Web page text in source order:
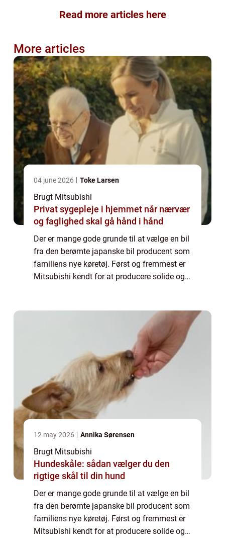
Read more articles here
More articles
04 june 2026 Toke Larsen
Brugt Mitsubishi
Privat sygepleje i hjemmet når nærvær
og faglighed skal gå hånd i hånd
Der er mange gode grunde til at vælge en bil
fra den berømte japanske bil producent som
familiens nye køretøj. Først og fremmest er
Mitsubishi kendt for at producere solide og
12 may 2026 Annika Sørensen
Brugt Mitsubishi
Hundeskåle: sådan vælger du den
rigtige skål til din hund
Der er mange gode grunde til at vælge en bil
fra den berømte japanske bil producent som
familiens nye køretøj. Først og fremmest er
Mitsubishi kendt for at producere solide og